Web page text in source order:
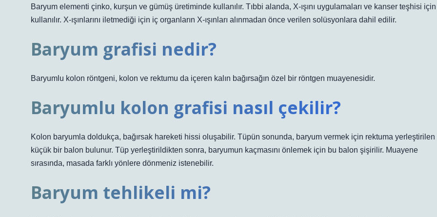
Baryum elementi çinko, kurşun ve gümüş üretiminde kullanılır. Tıbbi alanda, X-ışını uygulamaları ve kanser teşhisi için
kullanılır. X-ışınlarını iletmediği için iç organların X-ışınları alınmadan önce verilen solüsyonlara dahil edilir.
Baryum grafisi nedir?
Baryumlu kolon röntgeni, kolon ve rektumu da içeren kalın bağırsağın özel bir röntgen muayenesidir.
Baryumlu kolon grafisi nasıl çekilir?
Kolon baryumla doldukça, bağırsak hareketi hissi oluşabilir. Tüpün sonunda, baryum vermek için rektuma yerleştirilen
küçük bir balon bulunur. Tüp yerleştirildikten sonra, baryumun kaçmasını önlemek için bu balon şişirilir. Muayene
sırasında, masada farklı yönlere dönmeniz istenebilir.
Baryum tehlikeli mi?